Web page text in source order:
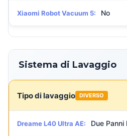
Xiaomi Robot Vacuum 5: No
Sistema di Lavaggio
Tipo di lavaggio DIVERSO
Dreame L40 Ultra AE: Due Panni